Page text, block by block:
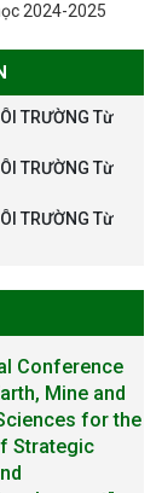
2024-2025
TRƯỜNG Từ
TRƯỜNG Từ
TRƯỜNG Từ
Conference
Mine and
for the
Strategic